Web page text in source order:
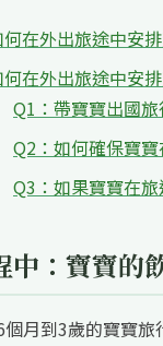
在外出旅途中安
在外出旅途中安
Q1：帶寶寶出國
Q2：如何確保寶
Q3：如果寶寶在
中：寶寶的
個月到3歲的寶寶